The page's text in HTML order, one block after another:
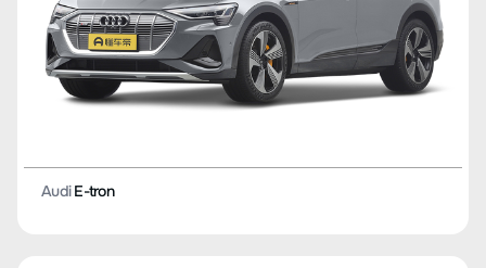
AudiE-tron